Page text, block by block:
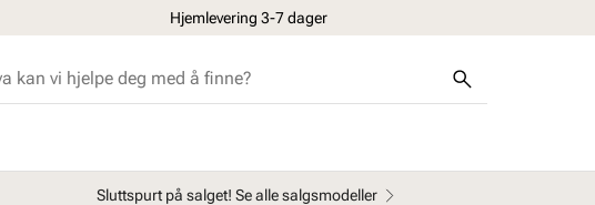
Hjemlevering 3-7 dager
Sluttspurt på salget! Se alle salgsmodeller